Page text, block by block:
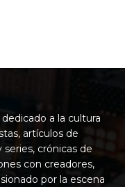
a la cultura
artículos de
crónicas de
con creadores,
por la escena